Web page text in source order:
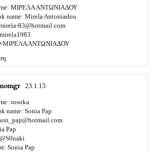
ΜΙΡΕΛΑ ΑΝΤΩΝΙΑΔΟΥ
name: Mirela Antoniadou
83@hotmail.com
ΑΝΤΩΝΙΑΔΟΥ
23.1.15
sosoka
name: Sonia Pap
Pap
Sonia Pap